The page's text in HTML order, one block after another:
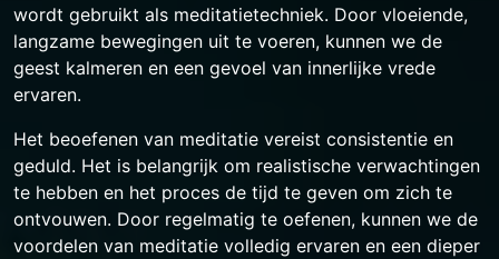
wordt gebruikt als meditatietechniek. Door vloeiende,
langzame bewegingen uit te voeren, kunnen we de
geest kalmeren en een gevoel van innerlijke vrede
ervaren.
Het beoefenen van meditatie vereist consistentie en
geduld. Het is belangrijk om realistische verwachtingen
te hebben en het proces de tijd te geven om zich te
ontvouwen. Door regelmatig te oefenen, kunnen we de
voordelen van meditatie volledig ervaren en een dieper